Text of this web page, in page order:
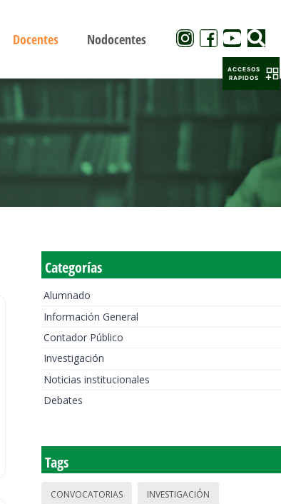
Docentes Nodocentes
Categorías
Alumnado
Información General
Contador Público
Investigación
Noticias institucionales
Debates
Tags
CONVOCATORIAS INVESTIGACIÓN
ACCESOS
RAPIDOS